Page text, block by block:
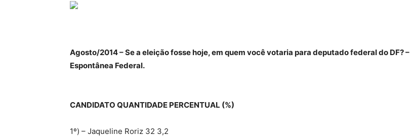
Agosto/2014 – Se a eleição fosse hoje, em quem você votaria para deputado federal do DF? –
Espontânea Federal.
CANDIDATO QUANTIDADE PERCENTUAL (%)
1º) – Jaqueline Roriz 32 3,2